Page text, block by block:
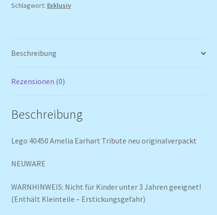
Schlagwort: Exklusiv
Beschreibung
Rezensionen (0)
Beschreibung
Lego 40450 Amelia Earhart Tribute neu originalverpackt
NEUWARE
WARNHINWEIS: Nicht für Kinder unter 3 Jahren geeignet!
(Enthält Kleinteile – Erstickungsgefahr)